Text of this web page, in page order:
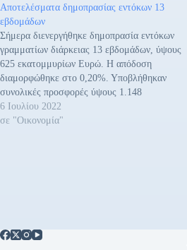
Αποτελέσματα δημοπρασίας εντόκων 13
εβδομάδων
Σήμερα διενεργήθηκε δημοπρασία εντόκων
γραμματίων διάρκειας 13 εβδομάδων, ύψους
625 εκατομμυρίων Ευρώ. Η απόδοση
διαμορφώθηκε στο 0,20%. Υποβλήθηκαν
συνολικές προσφορές ύψους 1.148
εκατομμυρίων Ευρώ, που υπερκάλυψαν το
ζητούμενο ποσό κατά 1,84 φορές. Η
6 Ιουλίου 2022
σε "Οικονομία"